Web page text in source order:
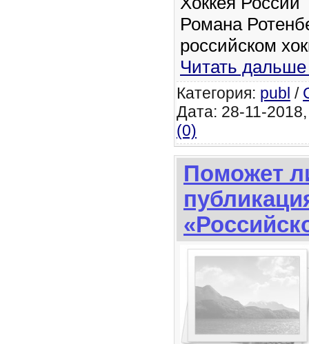
Романа
российском
Читать
Категория: publ /
Дата: 28-11-
(0)
Поможет